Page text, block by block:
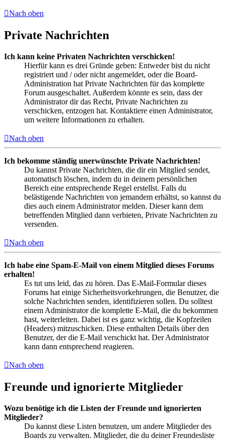
Nach oben
Private Nachrichten
Ich kann keine Privaten Nachrichten verschicken!
Hierfür kann es drei Gründe geben: Entweder bist du nicht
registriert und / oder nicht angemeldet, oder die Board-
Administration hat Private Nachrichten für das komplette
Forum ausgeschaltet. Außerdem könnte es sein, dass der
Administrator dir das Recht, Private Nachrichten zu
verschicken, entzogen hat. Kontaktiere einen Administrator,
um weitere Informationen zu erhalten.
Nach oben
Ich bekomme ständig unerwünschte Private Nachrichten!
Du kannst Private Nachrichten, die dir ein Mitglied sendet,
automatisch löschen, indem du in deinem persönlichen
Bereich eine entsprechende Regel erstellst. Falls du
belästigende Nachrichten von jemandem erhältst, so kannst du
dies auch einem Administrator melden. Dieser kann dem
betreffenden Mitglied dann verbieten, Private Nachrichten zu
versenden.
Nach oben
Ich habe eine Spam-E-Mail von einem Mitglied dieses Forums
erhalten!
Es tut uns leid, das zu hören. Das E-Mail-Formular dieses
Forums hat einige Sicherheitsvorkehrungen, die Benutzer, die
solche Nachrichten senden, identifizieren sollen. Du solltest
einem Administrator die komplette E-Mail, die du bekommen
hast, weiterleiten. Dabei ist es ganz wichtig, die Kopfzeilen
(Headers) mitzuschicken. Diese enthalten Details über den
Benutzer, der die E-Mail verschickt hat. Der Administrator
kann dann entsprechend reagieren.
Nach oben
Freunde und ignorierte Mitglieder
Wozu benötige ich die Listen der Freunde und ignorierten
Mitglieder?
Du kannst diese Listen benutzen, um andere Mitglieder des
Boards zu verwalten. Mitglieder, die du deiner Freundesliste